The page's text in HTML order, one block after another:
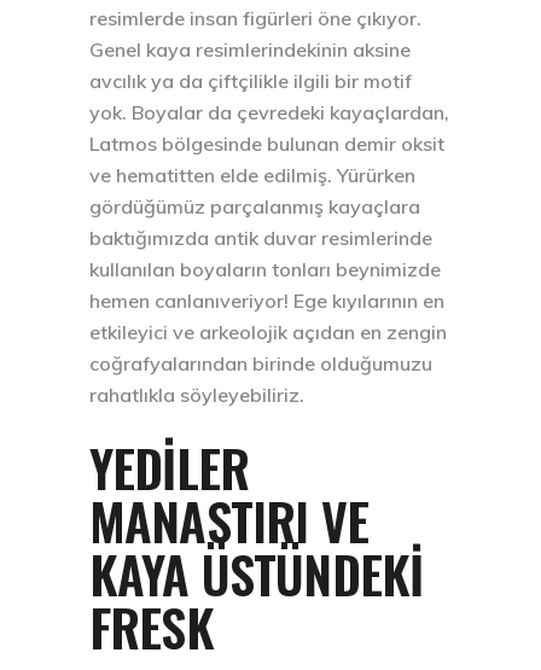
resimlerde insan figürleri öne çıkıyor.
Genel kaya resimlerindekinin aksine
avcılık ya da çiftçilikle ilgili bir motif
yok. Boyalar da çevredeki kayaçlardan,
Latmos bölgesinde bulunan demir oksit
ve hematitten elde edilmiş. Yürürken
gördüğümüz parçalanmış kayaçlara
baktığımızda antik duvar resimlerinde
kullanılan boyaların tonları beynimizde
hemen canlanıveriyor! Ege kıyılarının en
etkileyici ve arkeolojik açıdan en zengin
coğrafyalarından birinde olduğumuzu
rahatlıkla söyleyebiliriz.
YEDILER
MANASTIRI VE
KAYA ÜSTÜNDEKI
FRESK